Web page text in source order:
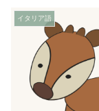
イタリア語